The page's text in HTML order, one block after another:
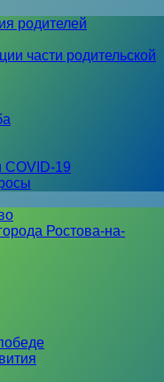
родителей
части родительской
COVID-19
Ростова-на-